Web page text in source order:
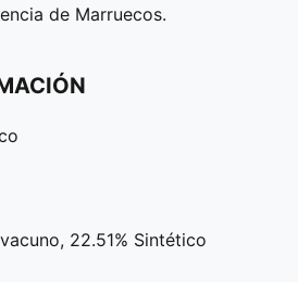
de Marruecos.
22.51% Sintético